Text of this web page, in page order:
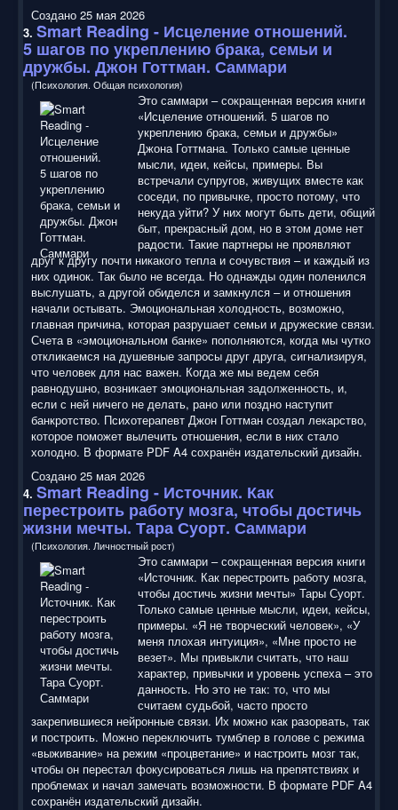
Создано 25 мая 2026
3. Smart Reading - Исцеление отношений.
5 шагов по укреплению брака, семьи и
дружбы. Джон Готтман. Саммари
(Психология. Общая психология)
Это саммари – сокращенная версия книги
«Исцеление отношений. 5 шагов по
укреплению брака, семьи и дружбы»
Джона Готтмана. Только самые ценные
мысли, идеи, кейсы, примеры. Вы
встречали супругов, живущих вместе как
соседи, по привычке, просто потому, что
некуда уйти? У них могут быть дети, общий
быт, прекрасный дом, но в этом доме нет
радости. Такие партнеры не проявляют
друг к другу почти никакого тепла и сочувствия – и каждый из
них одинок. Так было не всегда. Но однажды один поленился
выслушать, а другой обиделся и замкнулся – и отношения
начали остывать. Эмоциональная холодность, возможно,
главная причина, которая разрушает семьи и дружеские связи.
Счета в «эмоциональном банке» пополняются, когда мы чутко
откликаемся на душевные запросы друг друга, сигнализируя,
что человек для нас важен. Когда же мы ведем себя
равнодушно, возникает эмоциональная задолженность, и,
если с ней ничего не делать, рано или поздно наступит
банкротство. Психотерапевт Джон Готтман создал лекарство,
которое поможет вылечить отношения, если в них стало
холодно. В формате PDF A4 сохранён издательский дизайн.
Создано 25 мая 2026
4. Smart Reading - Источник. Как
перестроить работу мозга, чтобы достичь
жизни мечты. Тара Суорт. Саммари
(Психология. Личностный рост)
Это саммари – сокращенная версия книги
«Источник. Как перестроить работу мозга,
чтобы достичь жизни мечты» Тары Суорт.
Только самые ценные мысли, идеи, кейсы,
примеры. «Я не творческий человек», «У
меня плохая интуиция», «Мне просто не
везет». Мы привыкли считать, что наш
характер, привычки и уровень успеха – это
данность. Но это не так: то, что мы
считаем судьбой, часто просто
закрепившиеся нейронные связи. Их можно как разорвать, так
и построить. Можно переключить тумблер в голове с режима
«выживание» на режим «процветание» и настроить мозг так,
чтобы он перестал фокусироваться лишь на препятствиях и
проблемах и начал замечать возможности. В формате PDF A4
сохранён издательский дизайн.